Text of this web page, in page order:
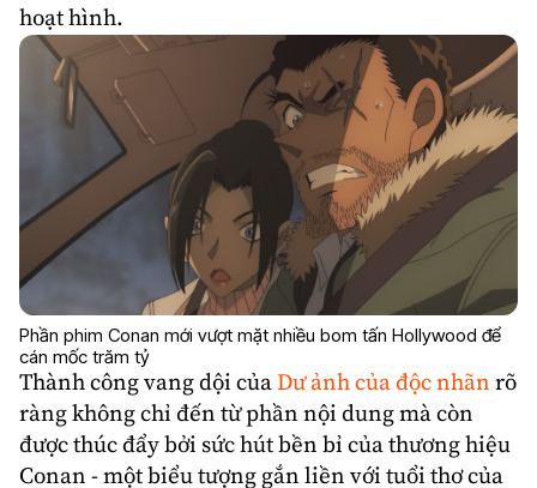
hoạt hình.
Phần phim Conan mới vượt mặt nhiều bom tấn Hollywood để
cán mốc trăm tỷ
Thành công vang dội củaDư ảnh của độc nhãn rõ
ràng không chỉ đến từ phần nội dung mà còn
được thúc đẩy bởi sức hút bền bỉ của thương hiệu
Conan - một biểu tượng gắn liền với tuổi thơ của